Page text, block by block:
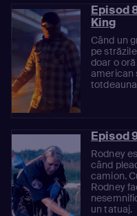
Episod
King
Când un
pe
doar o
american
Episod
Rodney
când
camion.
Rodney
un tatuaj.